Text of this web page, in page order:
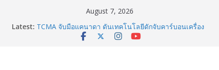
August 7, 2026
Latest: TCMA จับมือแคนาดา ดันเทคโนโลยีดักจับคาร์บอนเครื่อง
แรกในไทย ปูทางอุตสาหกรรมปูนซีเมนต์สู่ Net Zero 2050